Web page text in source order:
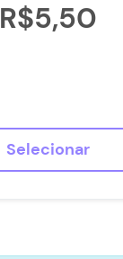
R$5,50
Selecionar